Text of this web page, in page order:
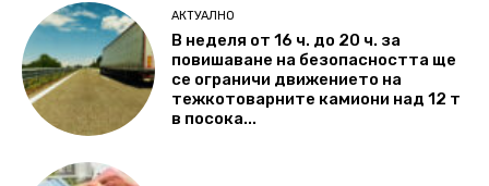
АКТУАЛНО
В неделя от 16 ч. до 20 ч. за
повишаване на безопасността ще
се ограничи движението на
тежкотоварните камиони над 12 т
в посока...